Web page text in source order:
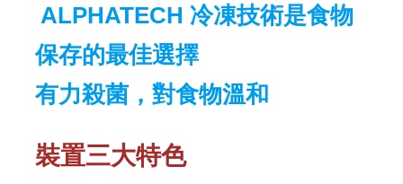
ALPHATECH 冷凍技術是食物
保存的最佳選擇
有力殺菌，對食物溫和
裝置三大特色